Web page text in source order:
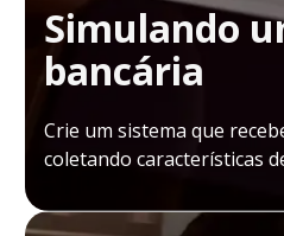
Simulando
bancária
Crie um sistema que
coletando características